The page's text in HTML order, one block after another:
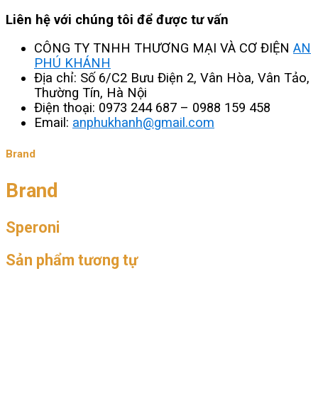
Liên hệ với chúng tôi để được tư vấn
CÔNG TY TNHH THƯƠNG MẠI VÀ CƠ ĐIỆN AN
PHÚ KHÁNH
Địa chỉ: Số 6/C2 Bưu Điện 2, Vân Hòa, Vân Tảo,
Thường Tín, Hà Nội
Điện thoại: 0973 244 687 – 0988 159 458
Email: anphukhanh@gmail.com
Brand
Brand
Speroni
Sản phẩm tương tự